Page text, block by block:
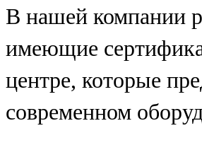
В нашей компании
имеющие
центре, которые
современном